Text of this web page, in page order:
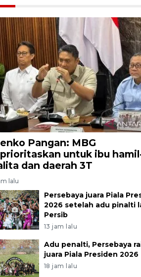
Pangan: MBG
untuk ibu
dan daerah 3T
lalu
Persebaya juara Piala
2026 setelah adu pinalti
Persib
13 jam lalu
Adu penalti, Persebaya
juara Piala Presiden 2026
18 jam lalu